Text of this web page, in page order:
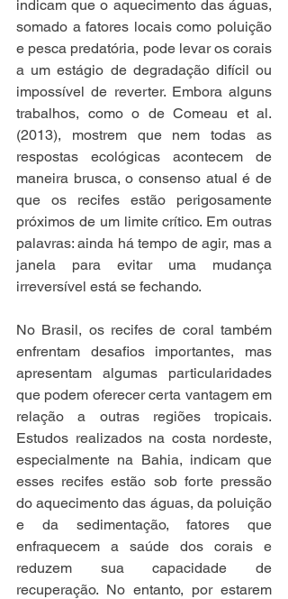
indicam que o aquecimento das águas,
somado a fatores locais como poluição
e pesca predatória, pode levar os corais
a um estágio de degradação difícil ou
impossível de reverter. Embora alguns
trabalhos, como o de Comeau et al.
(2013), mostrem que nem todas as
respostas ecológicas acontecem de
maneira brusca, o consenso atual é de
que os recifes estão perigosamente
próximos de um limite crítico. Em outras
palavras: ainda há tempo de agir, mas a
janela para evitar uma mudança
irreversível está se fechando.
No Brasil, os recifes de coral também
enfrentam desafios importantes, mas
apresentam algumas particularidades
que podem oferecer certa vantagem em
relação a outras regiões tropicais.
Estudos realizados na costa nordeste,
especialmente na Bahia, indicam que
esses recifes estão sob forte pressão
do aquecimento das águas, da poluição
e da sedimentação, fatores que
enfraquecem a saúde dos corais e
reduzem sua capacidade de
recuperação. No entanto, por estarem